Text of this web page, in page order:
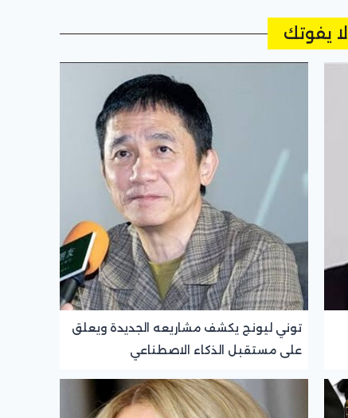
لا يفوتك
توني ليونج يكشف مشاريعه الجديدة ويعلق
على مستقبل الذكاء الاصطناعي